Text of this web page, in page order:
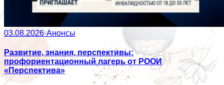
03.08.2026·Анонсы
Развитие, знания, перспективы:
профориентационный лагерь от РООИ
«Перспектива»